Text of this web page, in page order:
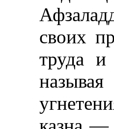
своих
труда и